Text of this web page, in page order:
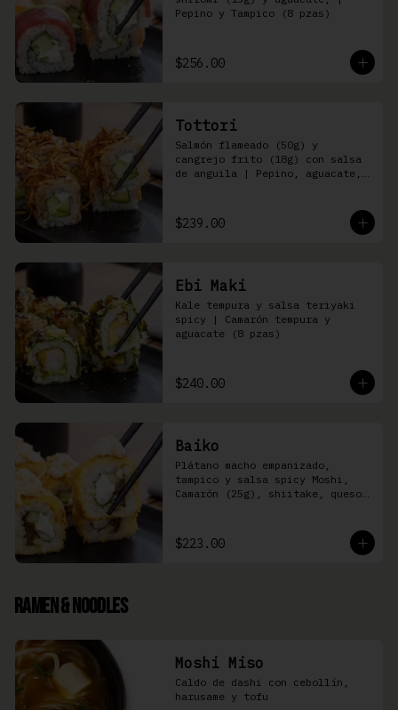
Pepino y Tampico (8 pzas)
$256.00
Tottori
Salmón flameado (50g) y
cangrejo frito (18g) con salsa
de anguila | Pepino, aguacate,
$239.00
Ebi Maki
Kale tempura y salsa teriyaki
spicy | Camarón tempura y
aguacate (8 pzas)
$240.00
Baiko
Plátano macho empanizado,
tampico y salsa spicy Moshi,
Camarón (25g), shiitake, queso
$223.00
Ramen & Noodles
Moshi Miso
Caldo de dashi con cebollín,
harusame y tofu